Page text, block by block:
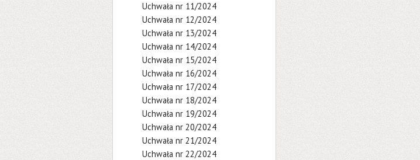
Uchwała nr 11/2024
Uchwała nr 12/2024
Uchwała nr 13/2024
Uchwała nr 14/2024
Uchwała nr 15/2024
Uchwała nr 16/2024
Uchwała nr 17/2024
Uchwała nr 18/2024
Uchwała nr 19/2024
Uchwała nr 20/2024
Uchwała nr 21/2024
Uchwała nr 22/2024